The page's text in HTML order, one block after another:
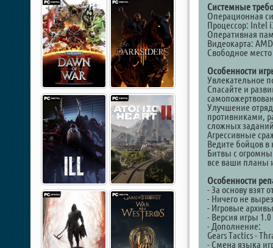
Системные
Операционная
Процессор: Intel
Оперативная
Видеокарта:
Свободное
Особенности
Увлекательное
Спасайте и
Улучшение
противниками,
сложных
Агрессивные
Ведите бойцов в
Битвы с
все ваши планы
Особенности
- За основу взят
- Ничего не
- Игровые
- Версия игры
- Дополнение:
Gears Tactics -
- Смена языка